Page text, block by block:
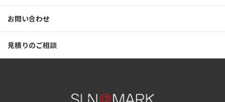
お問い合わせ
見積りのご相談